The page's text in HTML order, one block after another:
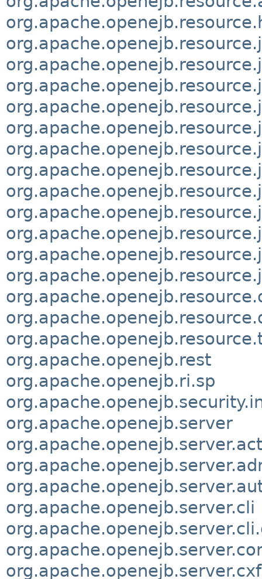
org.apache.openejb.rest
org.apache.openejb.ri.sp
org.apache.openejb.server
org.apache.openejb.server.cli
org.apache.openejb.server.cxf